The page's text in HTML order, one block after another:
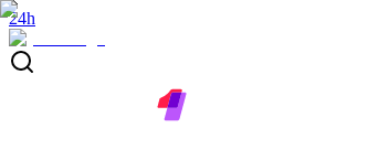
24h